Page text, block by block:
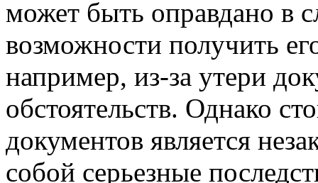
может быть оправдано в
возможности получить
например, из-за утери
обстоятельств. Однако
документов является
собой серьезные